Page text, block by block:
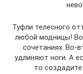
Туфли телесного
любой модницы!
сочетаниях. Во-
удлиняют ноги. А
то